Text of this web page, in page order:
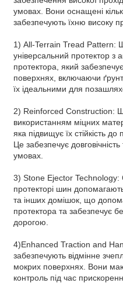
умовах. Вони оснащені
забезпечують їхню високу
1) All-Terrain Tread Pattern:
універсальний протектор
протектора, який
поверхнях, включаючи
їх ідеальними для
2) Reinforced Construction:
використанням міцних
яка підвищує їх стійкість
Це забезпечує
умовах.
3) Stone Ejector Technology:
протекторі шин
та інших домішок, що
протектора та забезпечує
дорогою.
4)Enhanced Traction and
забезпечують відмінне
мокрих поверхнях. Вони
контроль під час